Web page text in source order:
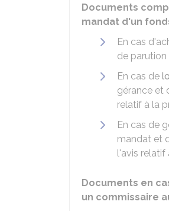
Documents
mandat d'un
En cas
de
En cas de
gérance et
relatif à la
En cas de
mandat et
l'avis relatif
Documents en
un commissaire